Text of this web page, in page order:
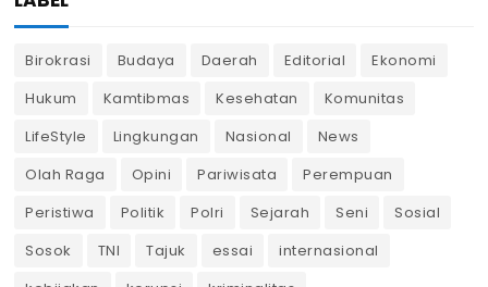
Birokrasi Budaya Daerah Editorial
Ekonomi
Hukum
Kamtibmas Kesehatan
Komunitas
LifeStyle
Lingkungan Nasional
News
Olah Raga
Opini Pariwisata
Perempuan
Peristiwa
Politik Polri Sejarah Seni
Sosial
Sosok
TNI Tajuk essai
internasional